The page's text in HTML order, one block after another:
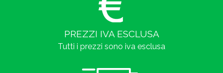
PREZZI IVA ESCLUSA
Tutti i prezzi sono iva esclusa